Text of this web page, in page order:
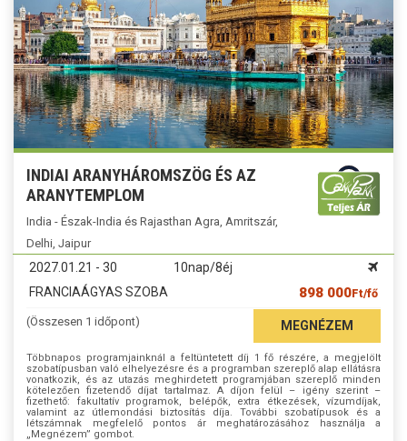
INDIAI ARANYHÁROMSZÖG ÉS AZ
ARANYTEMPLOM
India - Észak-India és Rajasthan Agra, Amritszár,
Delhi, Jaipur
2027.01.21 - 30
10nap/8éj
FRANCIAÁGYAS SZOBA
898 000Ft/fő
(Összesen 1 időpont) MEGNÉZEM
Többnapos programjainknál a feltüntetett díj 1 fő részére, a megjelölt
szobatípusban való elhelyezésre és a programban szereplő alap ellátásra
vonatkozik, és az utazás meghirdetett programjában szereplő minden
kötelezően fizetendő díjat tartalmaz. A díjon felül – igény szerint –
fizethető: fakultatív programok, belépők, extra étkezések, vízumdíjak,
valamint az útlemondási biztosítás díja. További szobatípusok és a
létszámnak megfelelő pontos ár meghatározásához használja a
„Megnézem” gombot.